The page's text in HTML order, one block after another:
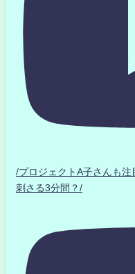
/プロジェクトA子さんも
刺さる3分間？/